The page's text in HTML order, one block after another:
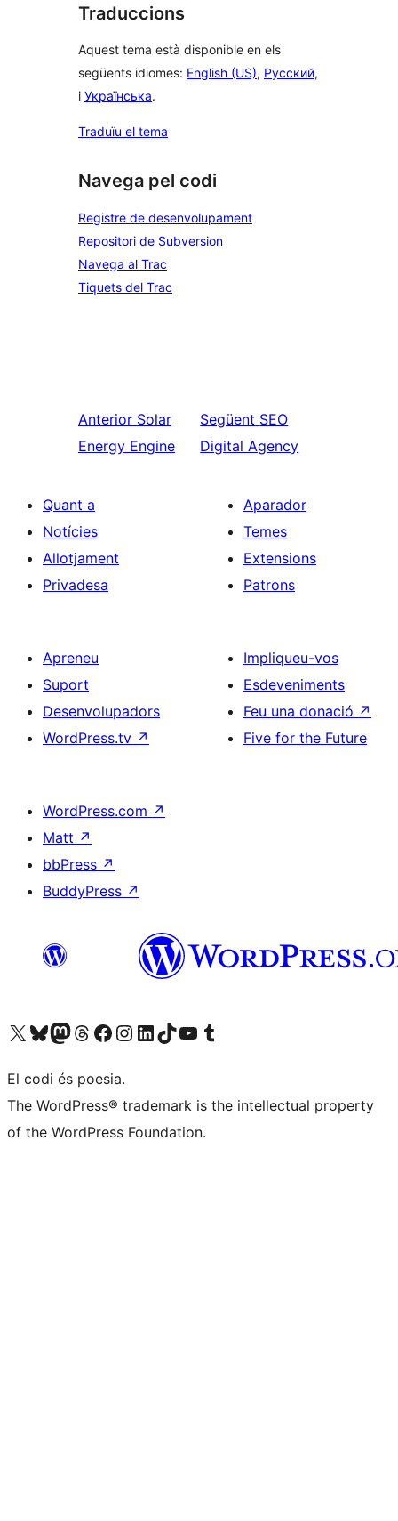
Traduccions
Aquest tema està disponible en els
següents idiomes: English (US), Русский,
i Українська.
Traduïu el tema
Navega pel codi
Registre de desenvolupament
Repositori de Subversion
Navega al Trac
Tiquets del Trac
Anterior Solar
Energy Engine
Següent SEO
Digital Agency
Quant a
Notícies
Allotjament
Privadesa
Aparador
Temes
Extensions
Patrons
Apreneu
Suport
Desenvolupadors
WordPress.tv ↗
Impliqueu-vos
Esdeveniments
Feu una donació ↗
Five for the Future
WordPress.com ↗
Matt ↗
bbPress ↗
BuddyPress ↗
Visiteu el nostre compte X (abans Twitter)
Visiteu el nostre compte de Bluesky
Visiteu el nostre compte al Mastodon
Visiteu el nostre compte de Threads
Visiteu la nostra pàgina al Facebook
Visiteu el nostre compte d'Instagram
Visiteu el nostre compte de LinkedIn
Visiteu el nostre compte de TikTok
Visiteu el nostre canal al YouTube
Visiteu el nostre compte de Tumblr
El codi és poesia.
The WordPress® trademark is the intellectual property
of the WordPress Foundation.